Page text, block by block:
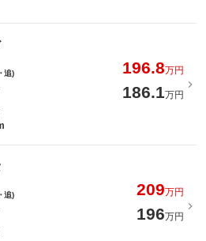
追)
196.8万円
186.1万円
追)
209万円
196万円